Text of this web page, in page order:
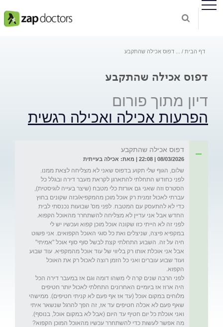
דף הבית דפוס אכילה שהתקבע
דפוס אכילה שהתקבע
דיון מתוך פורום
הפרעות אכילה ואכילה רגשית
דפוס אכילה שהתקבע
08/03/2026 | 22:08 | מאת: אכילה בעייתית
שלום, הגוף שלי תקוע בדפוס שאני לא מצליחה לצאת ממנו.
לפני כחודש התחלתי להתארגן לקראת מעבר דירה ובגלל כל
הסטרס וזה שאני גם אורזת כלי מטבח (שיצר בעייה לוגיסטית),
עברתי לאכול זמנית רק אוכל מוכן מהמקפיא/כזה שקונים בחוץ
כדי לא להתעסק עם המטבח. לפני מס' שבועות נכנסתי לבית
החדש אבל אני עדיין לא מצליחה להשתחרר מהאוכל הקפוא.
לפני זה לא הייתי כזו שקונה אוכל מוכן קפוא ועכשיו יש לי
במקפיא פיצה, שניצלים ואת כל סוגי האוכל הקפואים. אני פשוט
חיה על זה. השבוע התחלתי קצת לבשל סוף סוף אוכל "אמיתי"
אבל אני אוכלת אותו רק בליווי של עוד אוכל מהמקפיא. עוד שבוע
ועוד שבוע עוברים ואני כל הזמן רוצה לאכול רק את האוכל
לפני הרבה שנים קרה לי משהו דומה וגם אז במעבר דירה הכל
היה ארוז אז ביומיים האחרונים התחלתי לאכול יותר חטיפים
מלוחים במקום אוכל (עד אז אף פעם לא קניתי חטיפים). ממישהי
שאף פעם לא אכלה חטיפים עד אז, זה הפך להרגל שנשאר איתי
מה אפשר לעשות כדי להשתחרר עכשיו מהאוכל המוכן הקפוא?